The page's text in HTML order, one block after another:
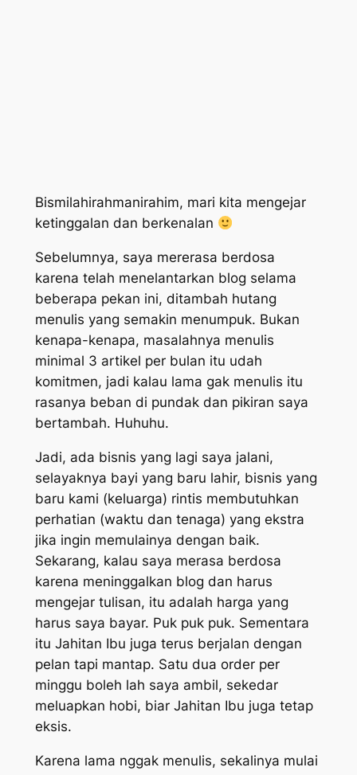
Bismilahirahmanirahim, mari kita mengejar
ketinggalan dan berkenalan
Sebelumnya, saya mererasa berdosa
karena telah menelantarkan blog selama
beberapa pekan ini, ditambah hutang
menulis yang semakin menumpuk. Bukan
kenapa-kenapa, masalahnya menulis
minimal 3 artikel per bulan itu udah
komitmen, jadi kalau lama gak menulis itu
rasanya beban di pundak dan pikiran saya
bertambah. Huhuhu.
Jadi, ada bisnis yang lagi saya jalani,
selayaknya bayi yang baru lahir, bisnis yang
baru kami (keluarga) rintis membutuhkan
perhatian (waktu dan tenaga) yang ekstra
jika ingin memulainya dengan baik.
Sekarang, kalau saya merasa berdosa
karena meninggalkan blog dan harus
mengejar tulisan, itu adalah harga yang
harus saya bayar. Puk puk puk. Sementara
itu Jahitan Ibu juga terus berjalan dengan
pelan tapi mantap. Satu dua order per
minggu boleh lah saya ambil, sekedar
meluapkan hobi, biar Jahitan Ibu juga tetap
eksis.
Karena lama nggak menulis, sekalinya mulai